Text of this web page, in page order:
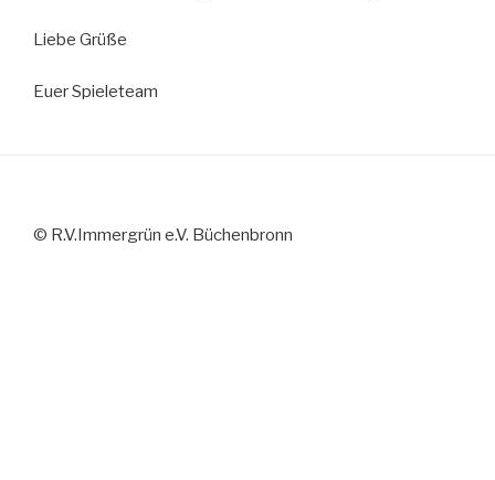
Liebe Grüße
Euer Spieleteam
© R.V.Immergrün e.V. Büchenbronn